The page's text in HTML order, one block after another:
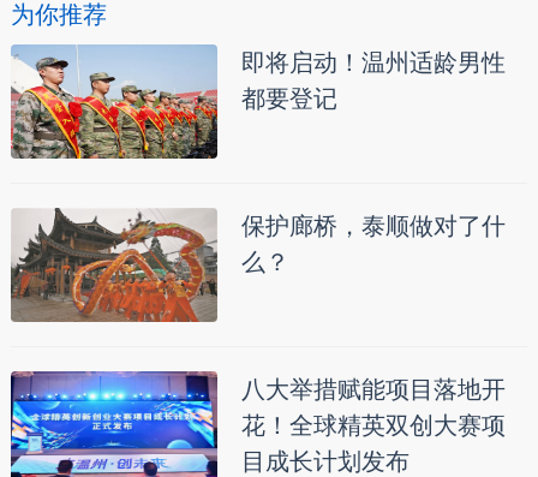
为你推荐
即将启动！温州适龄男性
都要登记
保护廊桥，泰顺做对了什
么？
八大举措赋能项目落地开
花！全球精英双创大赛项
目成长计划发布